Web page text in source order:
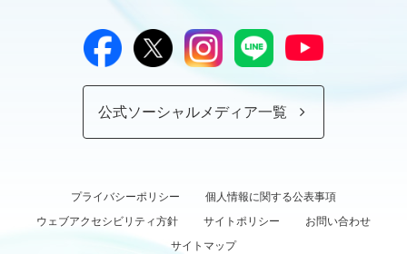
公式ソーシャルメディア一覧
プライバシーポリシー
個人情報に関する公表事項
ウェブアクセシビリティ方針
サイトポリシー
お問い合わせ
サイトマップ